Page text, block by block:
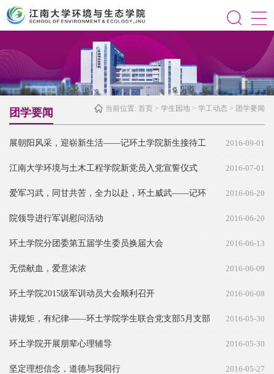
当前位置: 首页 > 学生园地 > 学工动态 > 团学要闻
团学要闻
展朝阳风采，迎崭新生活——记环土学院新生接待工
2016-09-01
江南大学环境与土木工程学院新党员入党宣誓仪式 2016-07-01
爱军习武，同甘共苦，全力以赴，环土威武——记环
2016-06-20
院领导进行军训慰问活动 2016-06-20
环土学院分团委第五届学生委员换届大会 2016-06-13
无偿献血，爱意浓浓 2016-06-09
环土学院2015级军训动员大会顺利召开 2016-06-08
讲规矩，有纪律——环土学院学生联合党支部5月支部
2016-05-30
环土学院开展朋辈心理辅导 2016-05-30
坚定理想信念，道德与我同行 2016-05-27